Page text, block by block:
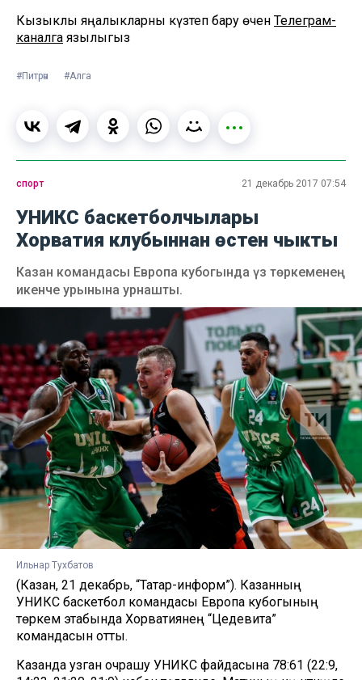
Кызыклы яңалыкларны күзәтеп бару өчен Телеграм-
каналга язылыгыз
#Питрәч #Алга
спорт 21 декабрь 2017 07:54
УНИКС баскетболчылары
Хорватия клубыннан өстен чыкты
Казан командасы Европа кубогында үз төркеменең
икенче урынына урнашты.
Ильнар Тухбатов
(Казан, 21 декабрь, “Татар-информ”). Казанның
УНИКС баскетбол командасы Европа кубогының
төркем этабында Хорватиянең “Цедевита”
командасын отты.
Казанда узган очрашу УНИКС файдасына 78:61 (22:9,